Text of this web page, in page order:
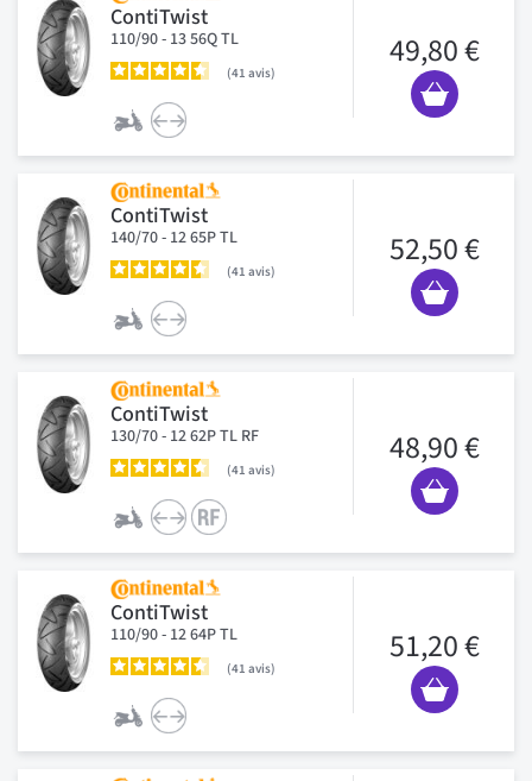
ContiTwist
110/90 - 13 56Q TL
41 avis
49,80 €
ContiTwist
140/70 - 12 65P TL
41 avis
52,50 €
ContiTwist
130/70 - 12 62P TL RF
41 avis
48,90 €
ContiTwist
110/90 - 12 64P TL
41 avis
51,20 €